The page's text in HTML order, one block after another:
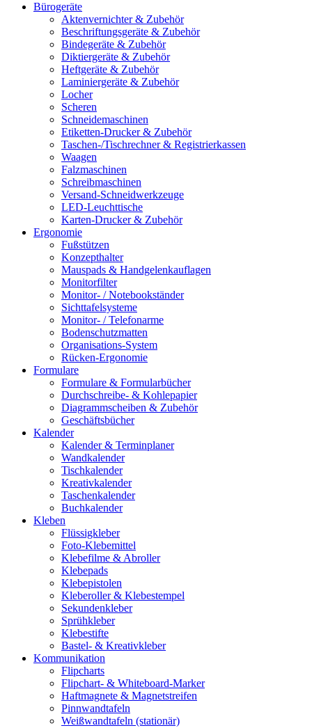
Bürogeräte
Aktenvernichter & Zubehör
Beschriftungsgeräte & Zubehör
Bindegeräte & Zubehör
Diktiergeräte & Zubehör
Heftgeräte & Zubehör
Laminiergeräte & Zubehör
Locher
Scheren
Schneidemaschinen
Etiketten-Drucker & Zubehör
Taschen-/Tischrechner & Registrierkassen
Waagen
Falzmaschinen
Schreibmaschinen
Versand-Schneidwerkzeuge
LED-Leuchttische
Karten-Drucker & Zubehör
Ergonomie
Fußstützen
Konzepthalter
Mauspads & Handgelenkauflagen
Monitorfilter
Monitor- / Notebookständer
Sichttafelsysteme
Monitor- / Telefonarme
Bodenschutzmatten
Organisations-System
Rücken-Ergonomie
Formulare
Formulare & Formularbücher
Durchschreibe- & Kohlepapier
Diagrammscheiben & Zubehör
Geschäftsbücher
Kalender
Kalender & Terminplaner
Wandkalender
Tischkalender
Kreativkalender
Taschenkalender
Buchkalender
Kleben
Flüssigkleber
Foto-Klebemittel
Klebefilme & Abroller
Klebepads
Klebepistolen
Kleberoller & Klebestempel
Sekundenkleber
Sprühkleber
Klebestifte
Bastel- & Kreativkleber
Kommunikation
Flipcharts
Flipchart- & Whiteboard-Marker
Haftmagnete & Magnetstreifen
Pinnwandtafeln
Weißwandtafeln (stationär)